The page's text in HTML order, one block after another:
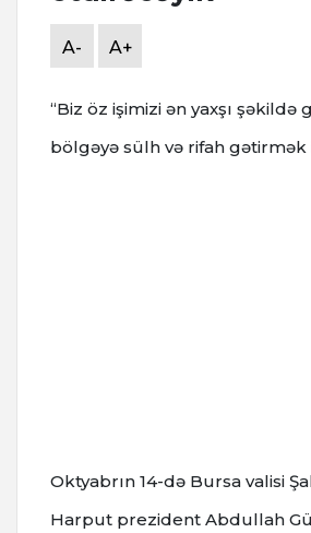
A- A+
“Biz öz işimizi ən yaxşı şəkildə
bölgəyə sülh və rifah gətirmək
Oktyabrın 14-də Bursa valisi
Harput prezident Abdullah